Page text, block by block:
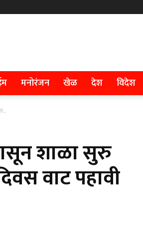
मनोरंजन खेळ देश विदेश
शाळा सुरु
वाट पहावी